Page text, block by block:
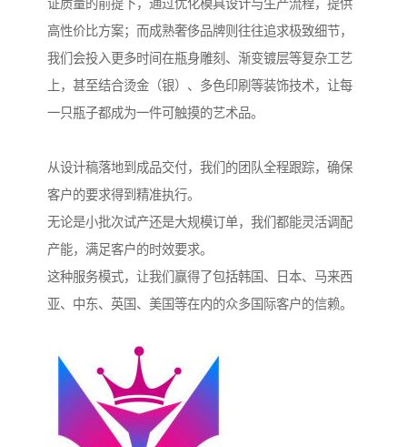
证质量的前提下，通过优化模具设计与生产流程，提供
高性价比方案；而成熟奢侈品牌则往往追求极致细节，
我们会投入更多时间在瓶身雕刻、渐变镀层等复杂工艺
上，甚至结合烫金（银）、多色印刷等装饰技术，让每
一只瓶子都成为一件可触摸的艺术品。
从设计稿落地到成品交付，我们的团队全程跟踪，确保
客户的要求得到精准执行。
无论是小批次试产还是大规模订单，我们都能灵活调配
产能，满足客户的时效要求。
这种服务模式，让我们赢得了包括韩国、日本、马来西
亚、中东、英国、美国等在内的众多国际客户的信赖。